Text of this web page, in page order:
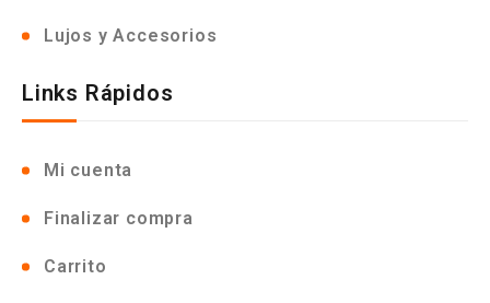
Lujos y Accesorios
Links Rápidos
Mi cuenta
Finalizar compra
Carrito